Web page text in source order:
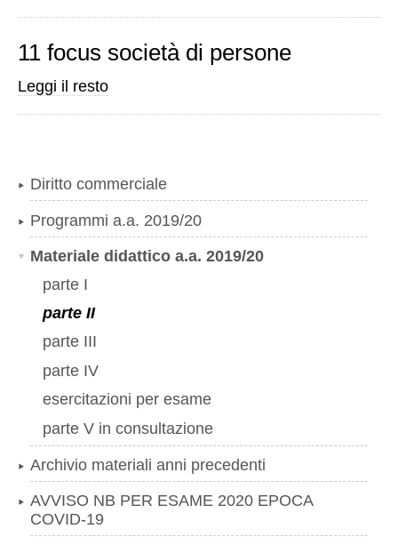
-11 focus società di persone
11
persone
Leggi il resto
Diritto commerciale
Programmi a.a. 2019/20
Materiale didattico a.a. 2019/20
parte I
parte II
parte III
parte IV
esercitazioni per esame
parte V in consultazione
Archivio materiali anni precedenti
AVVISO NB PER ESAME 2020 EPOCA
COVID-19